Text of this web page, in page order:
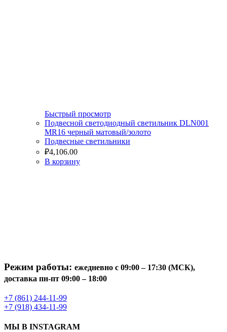
Быстрый просмотр
Подвесной светодиодный светильник DLN001
MR16 черный матовый/золото
Подвесные светильники
₽4,106.00
В корзину
Режим работы: ежедневно с 09:00 – 17:30 (МСК),
доставка пн-пт 09:00 – 18:00
+7 (861) 244-11-99
+7 (918) 434-11-99
МЫ В INSTAGRAM